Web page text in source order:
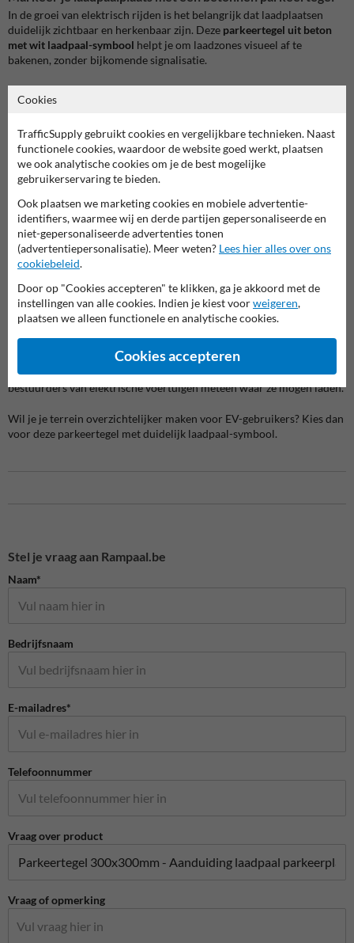
In de groei van elektrisch rijden is het belangrijk dat laadplaatsen
duidelijk zichtbaar en herkenbaar zijn. Deze parkeertegel uit beton
met wit laadpaal-symbool helpt je om laadzones visueel af te
bakenen, zonder bijkomende signalisatie.
laadpaal-pictogram lang zichtbaar, ook bij veelvuldig gebruik of
regenweer. De tegel past perfect in bestaande bestrating en vergt
weinig onderhoud.
Toepassingsmogelijkheden
Deze symbooltegel is ideaal voor:
Publieke laadzones
Parkings bij kantoren of bedrijven
Parkeergarages met EV-plaatsen
Supermarkten of retailparken
Appartementen of wooncomplexen met laadpunten
Eenvoudige integratie in elke verharding
Of het nu gaat om klinkers, beton of andere bestrating: deze tegel
werk je netjes in en zorgt voor een professionele uitstraling. Zo weten
bestuurders van elektrische voertuigen meteen waar ze mogen laden.
Wil je je terrein overzichtelijker maken voor EV-gebruikers? Kies dan
voor deze parkeertegel met duidelijk laadpaal-symbool.
Stel je vraag aan Rampaal.be
Naam*
Bedrijfsnaam
E-mailadres*
Telefoonnummer
Vraag over product
Vraag of opmerking
Cookies
TrafficSupply gebruikt cookies en vergelijkbare technieken. Naast
functionele cookies, waardoor de website goed werkt, plaatsen
we ook analytische cookies om je de best mogelijke
gebruikerservaring te bieden.
Ook plaatsen we marketing cookies en mobiele advertentie-
identifiers, waarmee wij en derde partijen gepersonaliseerde en
niet-gepersonaliseerde advertenties tonen
(advertentiepersonalisatie). Meer weten? Lees hier alles over ons
cookiebeleid.
Door op "Cookies accepteren" te klikken, ga je akkoord met de
instellingen van alle cookies. Indien je kiest voorweigeren,
plaatsen we alleen functionele en analytische cookies.
Cookies accepteren